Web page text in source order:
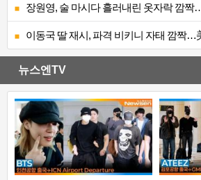
장원영, 술 마시다 흘러내린 옷자락 깜짝
이동국 딸 재시, 파격 비키니 자태 깜짝…
뉴스엔TV